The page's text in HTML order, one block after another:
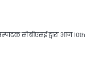
सीबीएसई द्वारा आज 10th